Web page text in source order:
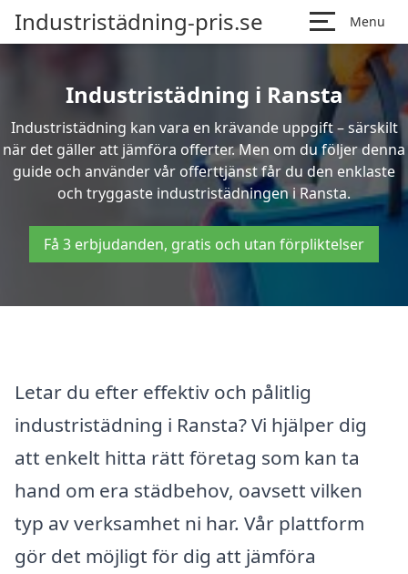
Industristädning-pris.se Menu
Industristädning i Ransta
Industristädning kan vara en krävande uppgift – särskilt
när det gäller att jämföra offerter. Men om du följer denna
guide och använder vår offerttjänst får du den enklaste
och tryggaste industristädningen i Ransta.
Få 3 erbjudanden, gratis och utan förpliktelser
Letar du efter effektiv och pålitlig
industristädning i Ransta? Vi hjälper dig
att enkelt hitta rätt företag som kan ta
hand om era städbehov, oavsett vilken
typ av verksamhet ni har. Vår plattform
gör det möjligt för dig att jämföra